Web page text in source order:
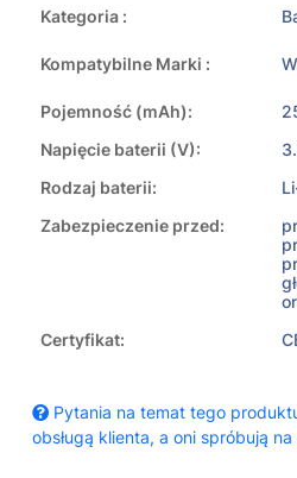
Kategoria :
Kompatybilne Marki :
Pojemność (mAh):
Napięcie baterii (V):
Rodzaj baterii:
Zabezpieczenie przed:
Certyfikat:
Pytania na temat tego
obsługą klienta, a oni spróbują